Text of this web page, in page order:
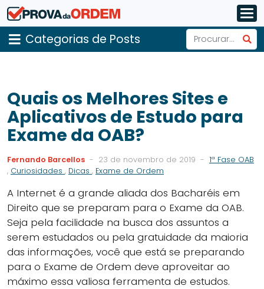
Categorias de Posts
Quais os Melhores Sites e
Aplicativos de Estudo para
Exame da OAB?
Fernando Barcellos - 23 de novembro de 2019 - 1ª Fase OAB
, Curiosidades , Dicas , Exame de Ordem
A Internet é a grande aliada dos Bacharéis em
Direito que se preparam para o Exame da OAB.
Seja pela facilidade na busca dos assuntos a
serem estudados ou pela gratuidade da maioria
das informações, você que está se preparando
para o Exame de Ordem deve aproveitar ao
máximo essa valiosa ferramenta de estudos.